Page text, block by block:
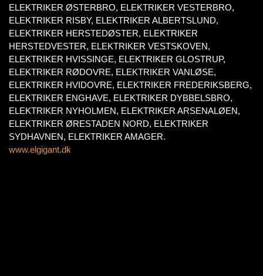
ELEKTRIKER ØSTERBRO, ELEKTRIKER VESTERBRO,
ELEKTRIKER RISBY, ELEKTRIKER ALBERTSLUND,
ELEKTRIKER HERSTEDØSTER, ELEKTRIKER
HERSTEDVESTER, ELEKTRIKER VESTSKOVEN,
ELEKTRIKER HVISSINGE, ELEKTRIKER GLOSTRUP,
ELEKTRIKER RØDOVRE, ELEKTRIKER VANLØSE,
ELEKTRIKER HVIDOVRE, ELEKTRIKER FREDERIKSBERG,
ELEKTRIKER ENGHAVE, ELEKTRIKER DYBBELSBRO,
ELEKTRIKER NYHOLMEN, ELEKTRIKER ARSENALØEN,
ELEKTRIKER ØRESTADEN NORD, ELEKTRIKER
SYDHAVNEN, ELEKTRIKER AMAGER.
www.elgigant.dk